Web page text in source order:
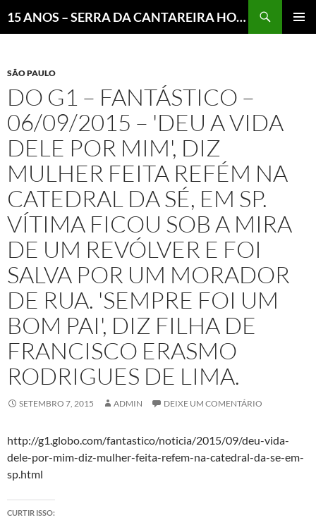
15 ANOS – SERRA DA CANTAREIRA HOJE E COTIDIANO DO BRASIL E DO MUNDO
SÃO PAULO
DO G1 – FANTÁSTICO –
06/09/2015 – 'DEU A VIDA
DELE POR MIM', DIZ
MULHER FEITA REFÉM NA
CATEDRAL DA SÉ, EM SP.
VÍTIMA FICOU SOB A MIRA
DE UM REVÓLVER E FOI
SALVA POR UM MORADOR
DE RUA. 'SEMPRE FOI UM
BOM PAI', DIZ FILHA DE
FRANCISCO ERASMO
RODRIGUES DE LIMA.
SETEMBRO 7, 2015 ADMIN DEIXE UM COMENTÁRIO
http://g1.globo.com/fantastico/noticia/2015/09/deu-vida-
dele-por-mim-diz-mulher-feita-refem-na-catedral-da-se-em-
sp.html
CURTIR ISSO: